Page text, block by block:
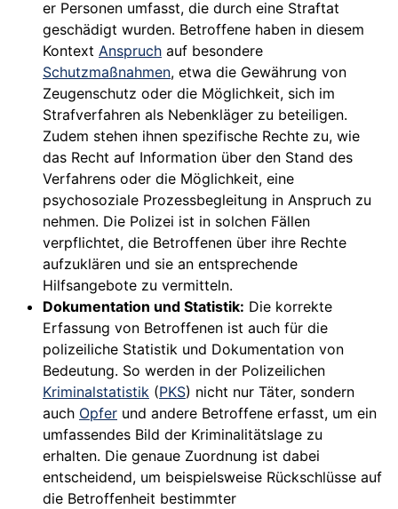
er Personen umfasst, die durch eine Straftat
geschädigt wurden. Betroffene haben in diesem
Kontext Anspruch auf besondere
Schutzmaßnahmen, etwa die Gewährung von
Zeugenschutz oder die Möglichkeit, sich im
Strafverfahren als Nebenkläger zu beteiligen.
Zudem stehen ihnen spezifische Rechte zu, wie
das Recht auf Information über den Stand des
Verfahrens oder die Möglichkeit, eine
psychosoziale Prozessbegleitung in Anspruch zu
nehmen. Die Polizei ist in solchen Fällen
verpflichtet, die Betroffenen über ihre Rechte
aufzuklären und sie an entsprechende
Hilfsangebote zu vermitteln.
Dokumentation und Statistik: Die korrekte
Erfassung von Betroffenen ist auch für die
polizeiliche Statistik und Dokumentation von
Bedeutung. So werden in der Polizeilichen
Kriminalstatistik (PKS) nicht nur Täter, sondern
auch Opfer und andere Betroffene erfasst, um ein
umfassendes Bild der Kriminalitätslage zu
erhalten. Die genaue Zuordnung ist dabei
entscheidend, um beispielsweise Rückschlüsse auf
die Betroffenheit bestimmter